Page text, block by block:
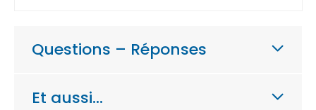
Questions – Réponses
Et aussi…